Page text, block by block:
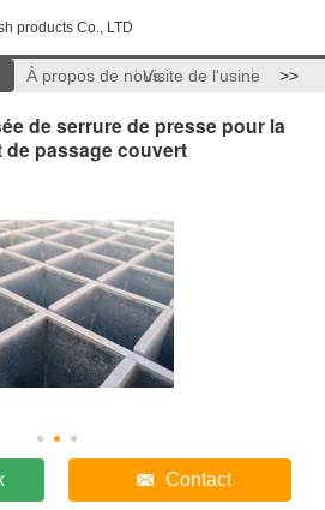
products Co., LTD
À propos de nousVisite de l'usine >>
de serrure de presse pour la
passage couvert
Contact